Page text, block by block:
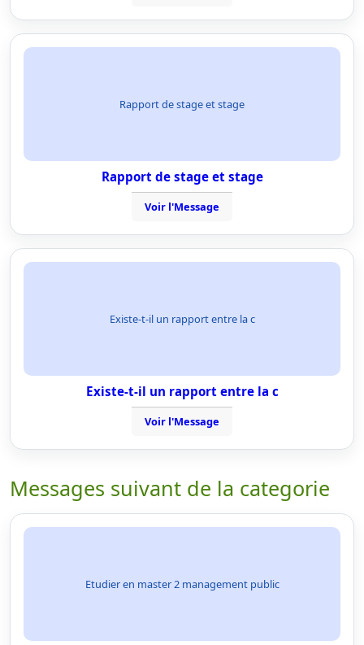
Rapport de stage et stage
Rapport de stage et stage
Voir l'Message
Existe-t-il un rapport entre la c
Existe-t-il un rapport entre la c
Voir l'Message
Messages suivant de la categorie
Etudier en master 2 management public